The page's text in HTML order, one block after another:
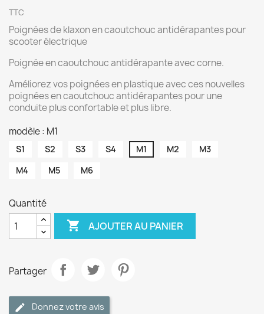
TTC
Poignées de klaxon en caoutchouc antidérapantes pour
scooter électrique
Poignée en caoutchouc antidérapante avec corne.
Améliorez vos poignées en plastique avec ces nouvelles
poignées en caoutchouc antidérapantes pour une
conduite plus confortable et plus libre.
modèle : M1
S1 S2 S3 S4 M1 M2
M3
M4
M5 M6
Quantité
 AJOUTER AU PANIER
Partager
Donnez votre avis